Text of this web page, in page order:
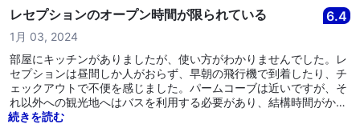
レセプションのオープン時間が限られている 6.4
1月 03, 2024
部屋にキッチンがありましたが、使い方がわかりませんでした。レ
セプションは昼間しか人がおらず、早朝の飛行機で到着したり、チ
ェックアウトで不便を感じました。パームコーブは近いですが、そ
れ以外への観光地へはバスを利用する必要があり、結構時間がかか
ります。
続きを読む